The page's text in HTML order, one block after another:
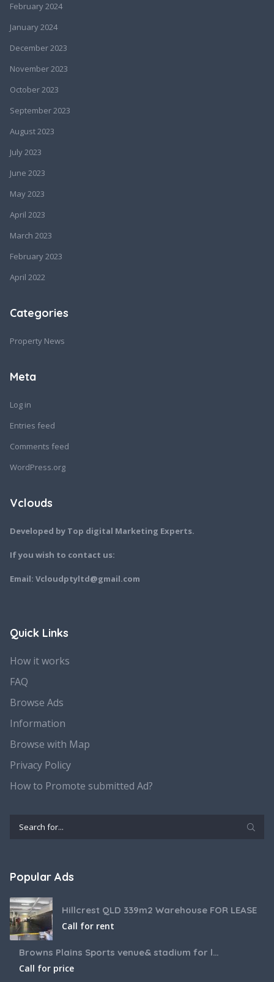
February 2024
January 2024
December 2023
November 2023
October 2023
September 2023
August 2023
July 2023
June 2023
May 2023
April 2023
March 2023
February 2023
April 2022
Categories
Property News
Meta
Log in
Entries feed
Comments feed
WordPress.org
Vclouds
Developed by Top digital Marketing Experts.
If you wish to contact us:
Email: Vcloudptyltd@gmail.com
Quick Links
How it works
FAQ
Browse Ads
Information
Browse with Map
Privacy Policy
How to Promote submitted Ad?
Popular Ads
Hillcrest QLD 339m2 Warehouse FOR LEASE
Call for rent
Browns Plains Sports venue& stadium for lease 2187m2
Call for price